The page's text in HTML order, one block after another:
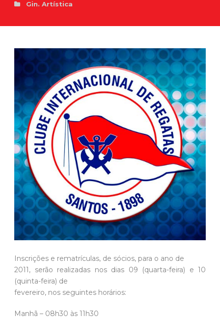
Gin. Artística
Inscrições e rematrículas, de sócios, para o ano de
2011, serão realizadas nos dias 09 (quarta-feira) e 10
(quinta-feira) de
fevereiro, nos seguintes horários:
Manhã – 08h30 às 11h30